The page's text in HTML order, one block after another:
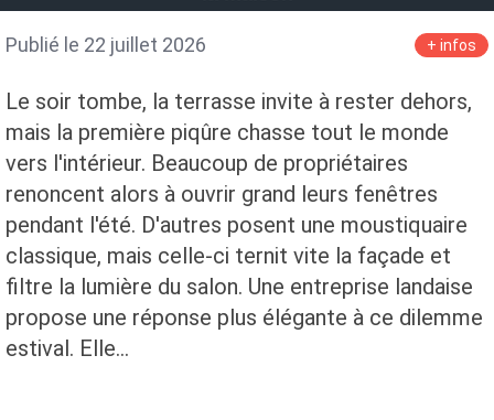
Publié le 22 juillet 2026 + infos
Le soir tombe, la terrasse invite à rester dehors,
mais la première piqûre chasse tout le monde
vers l'intérieur. Beaucoup de propriétaires
renoncent alors à ouvrir grand leurs fenêtres
pendant l'été. D'autres posent une moustiquaire
classique, mais celle-ci ternit vite la façade et
filtre la lumière du salon. Une entreprise landaise
propose une réponse plus élégante à ce dilemme
estival. Elle…